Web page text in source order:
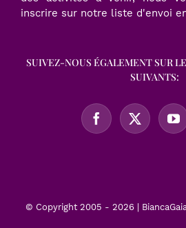
inscrire sur notre liste d'envoi
SUIVEZ-NOUS ÉGALEMENT SUR
SUIVANTS:
© Copyright 2005 - 2026 |